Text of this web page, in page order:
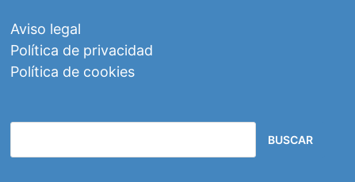
Aviso legal
Política de privacidad
Política de cookies
BUSCAR